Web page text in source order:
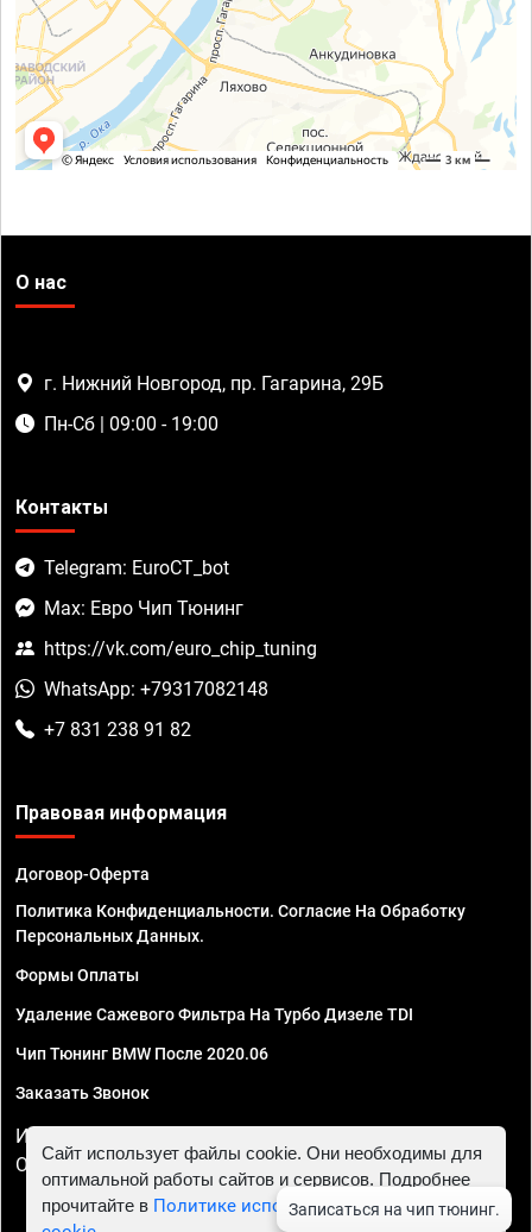
О нас
г. Нижний Новгород, пр. Гагарина, 29Б
Пн-Сб | 09:00 - 19:00
Контакты
Telegram: EuroCT_bot
Max: Евро Чип Тюнинг
https://vk.com/euro_chip_tuning
WhatsApp: +79317082148
+7 831 238 91 82
Правовая информация
Договор-Оферта
Политика Конфиденциальности. Согласие На Обработку
Персональных Данных.
Формы Оплаты
Удаление Сажевого Фильтра На Турбо Дизеле TDI
Чип Тюнинг BMW После 2020.06
Заказать Звонок
ИП Смирнов Георгий Павлович. ИНН 781302555843,
ОГРНИП 324470400032610
Сайт использует файлы cookie. Они необходимы для
оптимальной работы сайтов и сервисов. Подробнее
прочитайте в Политике использования файлов